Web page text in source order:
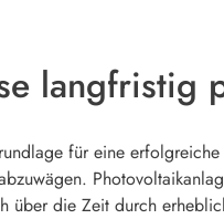
langfristig
für eine
über die Zeit durch